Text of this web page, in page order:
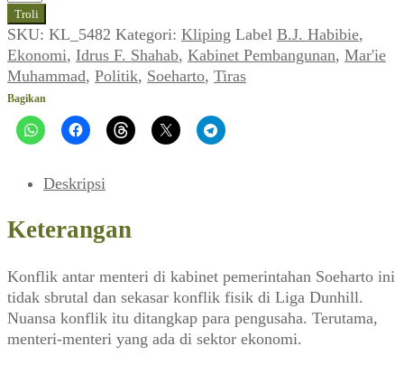
Nuansa
Perpecahan
Kabinet:
Lho,
Kok
Tidak
Kompak
(Tiras,
0,
12
1995)
Troli
SKU: KL_5482 Kategori: Kliping Label B.J. Habibie,
Ekonomi, Idrus F. Shahab, Kabinet Pembangunan, Mar'ie
Muhammad, Politik, Soeharto, Tiras
Bagikan
Deskripsi
Keterangan
Konflik antar menteri di kabinet pemerintahan Soeharto ini
tidak sbrutal dan sekasar konflik fisik di Liga Dunhill.
Nuansa konflik itu ditangkap para pengusaha. Terutama,
menteri-menteri yang ada di sektor ekonomi.